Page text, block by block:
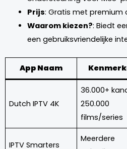
Prijs: Gratis met premium
Waarom kiezen?: Biedt
een gebruiksvriendelijke
App Naam
Dutch IPTV 4K
36.000+
250.000
films/series
IPTV Smarters
Meerdere